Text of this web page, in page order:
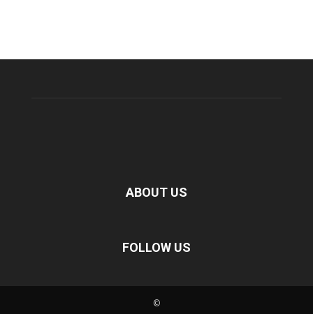
ABOUT US
FOLLOW US
©